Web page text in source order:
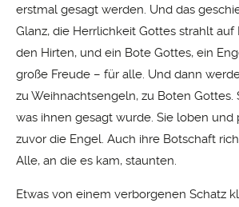
erstmal gesagt werden. Und das
Glanz, die Herrlichkeit Gottes strahlt auf
den Hirten, und ein Bote Gottes, ein
große Freude – für alle. Und dann
zu Weihnachtsengeln, zu Boten Gottes.
was ihnen gesagt wurde. Sie loben und
zuvor die Engel. Auch ihre Botschaft
Alle, an die es kam, staunten.
Etwas von einem verborgenen Schatz